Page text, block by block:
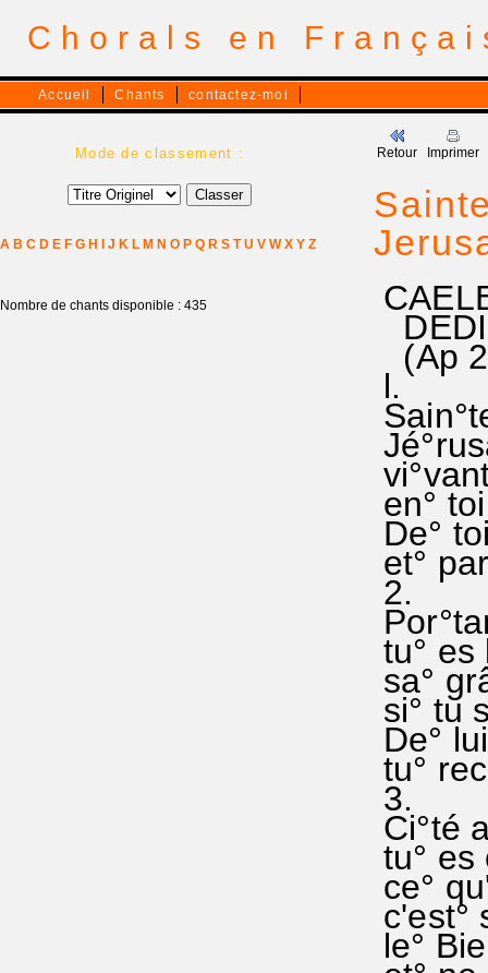
Chorals en
Accueil Chants contactez-moi
Mode de classement :
A B C D E F G H J K L M N O P Q R S T U V W X Y Z
Nombre de chants disponible : 435
Retour Imprimer
(Ap
l.
en°
De°
et°
2.
tu° es
sa°
si° tu
De°
tu°
3.
Ci°té
tu° es
ce°
c'est°
le°